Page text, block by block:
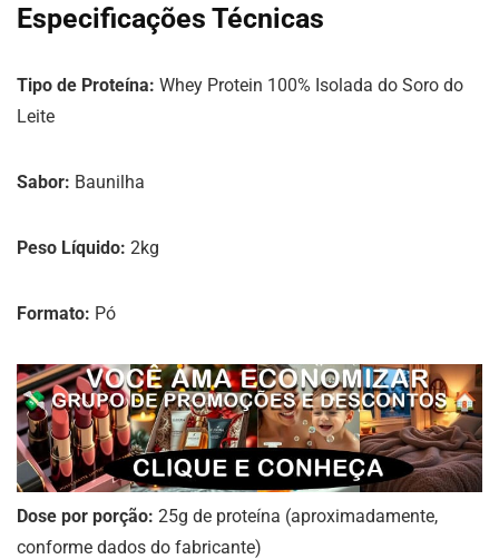
Especificações Técnicas
Tipo de Proteína: Whey Protein 100% Isolada do Soro do
Leite
Sabor: Baunilha
Peso Líquido: 2kg
Formato: Pó
Dose por porção: 25g de proteína (aproximadamente,
conforme dados do fabricante)